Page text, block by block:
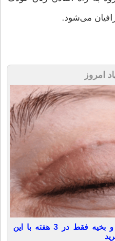
می‌شود.
امروز
کاهش چشمگیر جای زخم و بخیه فقط در 3 هفته با این